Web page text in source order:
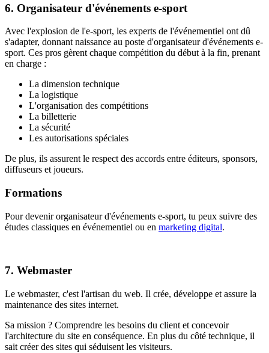
6. Organisateur d'événements e-sport
Avec l'explosion de l'e-sport, les experts de l'événementiel ont dû
s'adapter, donnant naissance au poste d'organisateur d'événements e-
sport. Ces pros gèrent chaque compétition du début à la fin, prenant
en charge :
La dimension technique
La logistique
L'organisation des compétitions
La billetterie
La sécurité
Les autorisations spéciales
De plus, ils assurent le respect des accords entre éditeurs, sponsors,
diffuseurs et joueurs.
Formations
Pour devenir organisateur d'événements e-sport, tu peux suivre des
études classiques en événementiel ou en marketing digital.
7. Webmaster
Le webmaster, c'est l'artisan du web. Il crée, développe et assure la
maintenance des sites internet.
Sa mission ? Comprendre les besoins du client et concevoir
l'architecture du site en conséquence. En plus du côté technique, il
sait créer des sites qui séduisent les visiteurs.